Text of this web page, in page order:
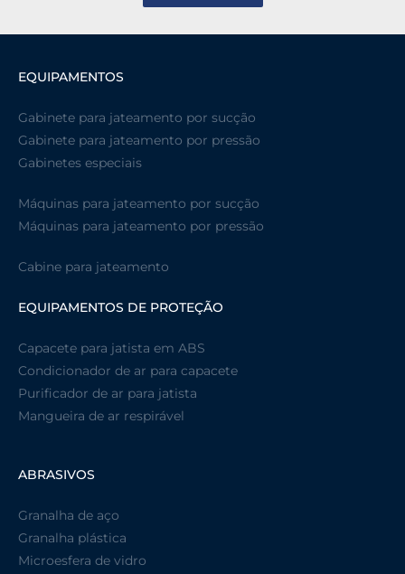
EQUIPAMENTOS
Gabinete para jateamento por sucção
Gabinete para jateamento por pressão
Gabinetes especiais
Máquinas para jateamento por sucção
Máquinas para jateamento por pressão
Cabine para jateamento
EQUIPAMENTOS DE PROTEÇÃO
Capacete para jatista em ABS
Condicionador de ar para capacete
Purificador de ar para jatista
Mangueira de ar respirável
ABRASIVOS
Granalha de aço
Granalha plástica
Microesfera de vidro